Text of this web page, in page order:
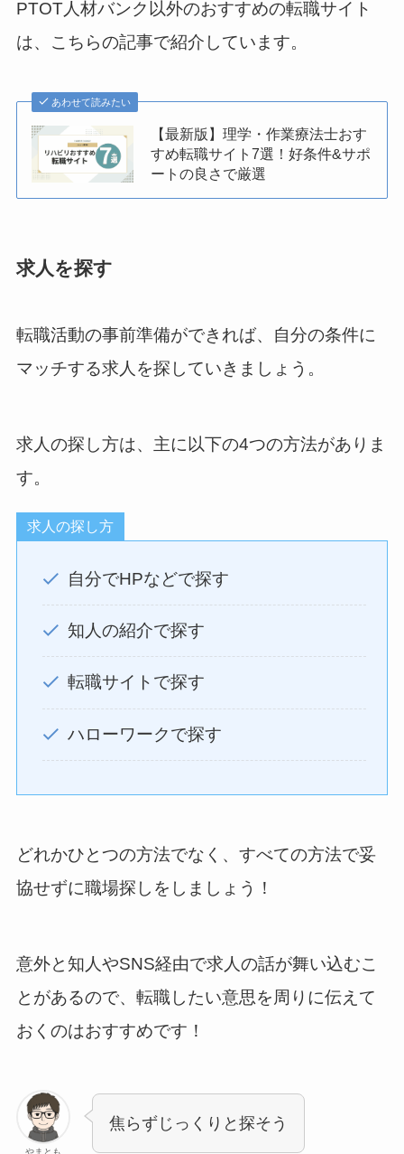
PTOT人材バンク以外のおすすめの転職サイト
は、こちらの記事で紹介しています。
あわせて読みたい
【最新版】理学・作業療法士おす
すめ転職サイト7選！好条件&サポ
ートの良さで厳選
求人を探す
転職活動の事前準備ができれば、自分の条件に
マッチする求人を探していきましょう。
求人の探し方は、主に以下の4つの方法がありま
す。
求人の探し方
自分でHPなどで探す
知人の紹介で探す
転職サイトで探す
ハローワークで探す
どれかひとつの方法でなく、すべての方法で妥
協せずに職場探しをしましょう！
意外と知人やSNS経由で求人の話が舞い込むこ
とがあるので、転職したい意思を周りに伝えて
おくのはおすすめです！
焦らずじっくりと探そう